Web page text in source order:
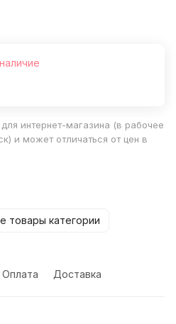
интернет-магазина (в рабочее
и может отличаться от цен в
товары категории
Оплата Доставка